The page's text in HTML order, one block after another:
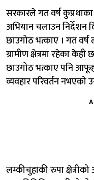
सरकारले गत वर्ष
अभियान चलाउन
छाउगोठ भत्काए । गत
ग्रामीण क्षेत्रमा रहेका
छाउगोठ भत्काए पनि
व्यवहार परिवर्तन नभएको
लम्कीचुहाकी रुपा